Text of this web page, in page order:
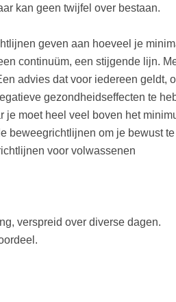
kan geen twijfel over bestaan.
geven aan hoeveel je
continuüm, een stijgende lijn.
advies dat voor iedereen geldt,
gezondheidseffecten te
je moet heel veel boven het
beweegrichtlijnen om je bewust
voor volwassenen
verspreid over diverse dagen.